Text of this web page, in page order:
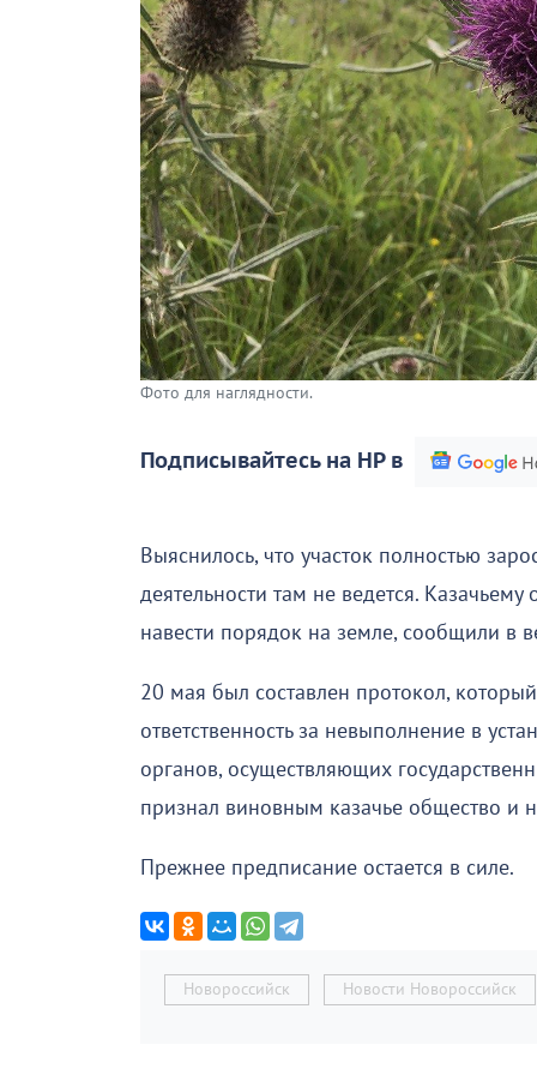
Фото для наглядности.
Подписывайтесь на НР в
Выяснилось, что участок полностью
деятельности там не ведется.
навести порядок на земле, сообщили в
20 мая был составлен протокол,
ответственность за невыполнение в
органов, осуществляющих
признал виновным казачье общество и
Прежнее предписание остается в силе.
Новороссийск Новости Новороссийск